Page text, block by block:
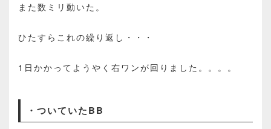
また数ミリ動いた。
ひたすらこれの繰り返し・・・
1日かかってようやく右ワンが回りました。。。。
・ついていたBB